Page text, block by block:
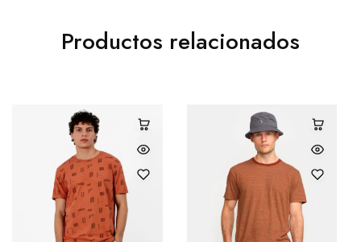
Productos relacionados